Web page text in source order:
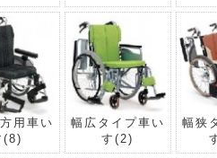
用車い
(8)
幅広タイプ車い
す(2)
幅狭